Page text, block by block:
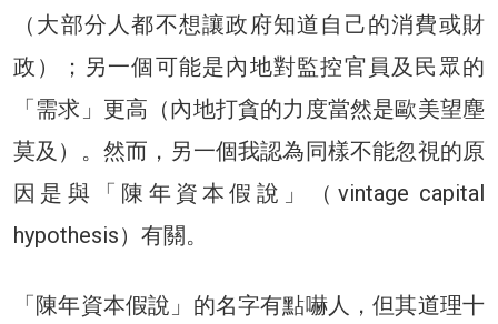
（大部分人都不想讓政府知道自己的消費或財
政）；另一個可能是內地對監控官員及民眾的
「需求」更高（內地打貪的力度當然是歐美望塵
莫及）。然而，另一個我認為同樣不能忽視的原
因是與「陳年資本假說」（vintage capital
hypothesis）有關。
「陳年資本假說」的名字有點嚇人，但其道理十